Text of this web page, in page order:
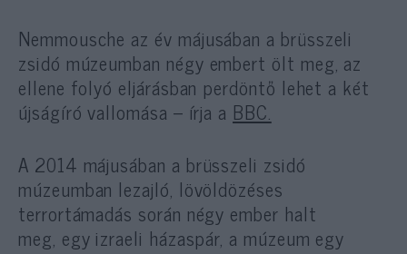
Nemmousche az év májusában a brüsszeli
zsidó múzeumban négy embert ölt meg, az
ellene folyó eljárásban perdöntő lehet a két
újságíró vallomása – írja a BBC.
A 2014 májusában a brüsszeli zsidó
múzeumban lezajló, lövöldözéses
terrortámadás során négy ember halt
meg, egy izraeli házaspár, a múzeum egy